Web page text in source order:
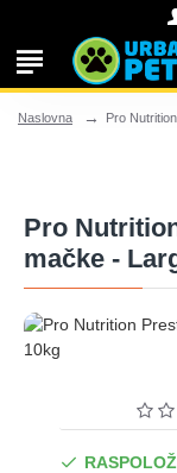
Naslovna Pro
Pro
mačke -